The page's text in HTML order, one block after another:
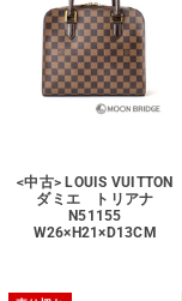
<中古> LOUIS VUITTON
ダミエ トリアナ
N51155
W26×H21×D13CM